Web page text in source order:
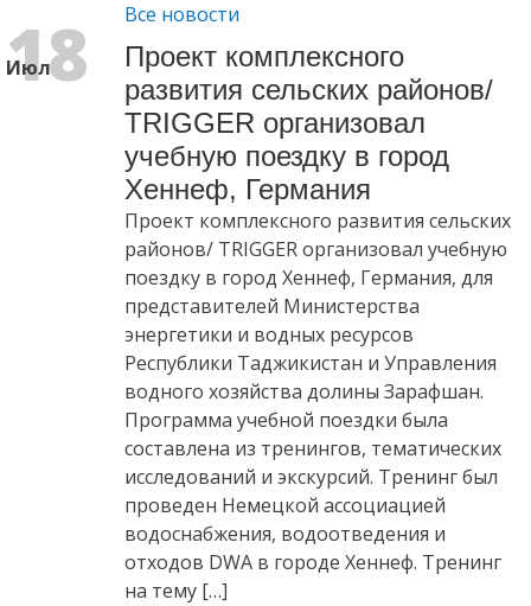
Июл
18 Все новости
Проект комплексного
развития сельских районов/
TRIGGER организовал
учебную поездку в город
Хеннеф, Германия
Проект комплексного развития сельских
районов/ TRIGGER организовал учебную
поездку в город Хеннеф, Германия, для
представителей Министерства
энергетики и водных ресурсов
Республики Таджикистан и Управления
водного хозяйства долины Зарафшан.
Программа учебной поездки была
составлена из тренингов, тематических
исследований и экскурсий. Тренинг был
проведен Немецкой ассоциацией
водоснабжения, водоотведения и
отходов DWA в городе Хеннеф. Тренинг
на тему […]